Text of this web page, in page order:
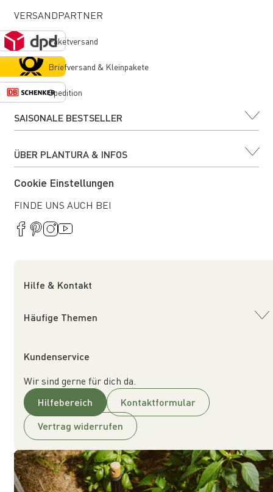
SAISONALE BESTSELLER
ÜBER PLANTURA & INFOS
Cookie Einstellungen
FINDE UNS AUCH BEI
VERSANDPARTNER
Paketversand
Briefversand & Kleinpakete
Spedition
Hilfe & Kontakt
Häufige Themen
Kundenservice
Wir sind gerne für dich da.
Hilfebereich
Kontaktformular
Vertrag widerrufen